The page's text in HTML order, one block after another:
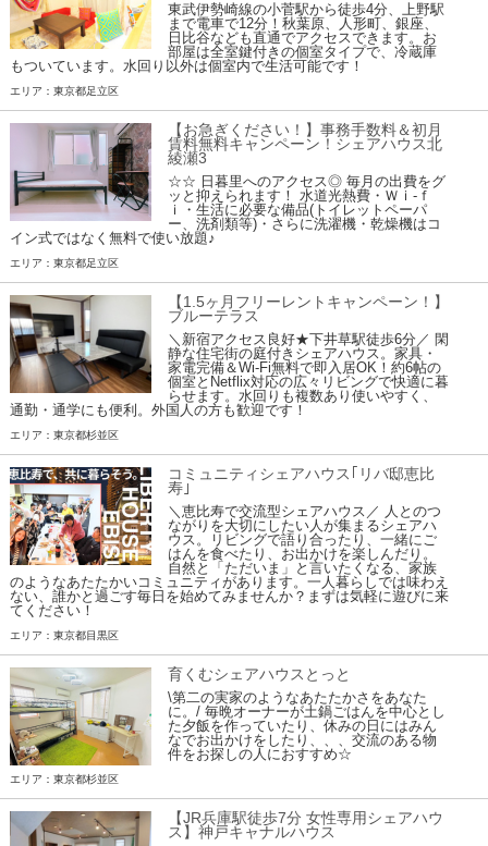
東武伊勢崎線の小菅駅から徒歩4分、上野駅
まで電車で12分！秋葉原、人形町、銀座、
日比谷なども直通でアクセスできます。お
部屋は全室鍵付きの個室タイプで、冷蔵庫
もついています。水回り以外は個室内で生活可能です！
エリア：東京都足立区
【お急ぎください！】事務手数料＆初月
賃料無料キャンペーン！シェアハウス北
綾瀬3
☆☆ 日暮里へのアクセス◎ 毎月の出費をグ
ッと抑えられます！ 水道光熱費・Ｗｉ-ｆ
ｉ・生活に必要な備品(トイレットペーパ
ー、洗剤類等)・さらに洗濯機・乾燥機はコ
イン式ではなく無料で使い放題♪
エリア：東京都足立区
【1.5ヶ月フリーレントキャンペーン！】
ブルーテラス
＼新宿アクセス良好★下井草駅徒歩6分／ 閑
静な住宅街の庭付きシェアハウス。家具・
家電完備＆Wi-Fi無料で即入居OK！約6帖の
個室とNetflix対応の広々リビングで快適に暮
らせます。水回りも複数あり使いやすく、
通勤・通学にも便利。外国人の方も歓迎です！
エリア：東京都杉並区
コミュニティシェアハウス｢リバ邸恵比
寿｣
＼恵比寿で交流型シェアハウス／ 人とのつ
ながりを大切にしたい人が集まるシェアハ
ウス。リビングで語り合ったり、一緒にご
はんを食べたり、お出かけを楽しんだり。
自然と「ただいま」と言いたくなる、家族
のようなあたたかいコミュニティがあります。一人暮らしでは味わえ
ない、誰かと過ごす毎日を始めてみませんか？まずは気軽に遊びに来
てください！
エリア：東京都目黒区
育くむシェアハウスとっと
\第二の実家のようなあたたかさをあなた
に。/ 毎晩オーナーが土鍋ごはんを中心とし
た夕飯を作っていたり、休みの日にはみん
なでお出かけをしたり、、、交流のある物
件をお探しの人におすすめ☆
エリア：東京都杉並区
【JR兵庫駅徒歩7分 女性専用シェアハウ
ス】神戸キャナルハウス